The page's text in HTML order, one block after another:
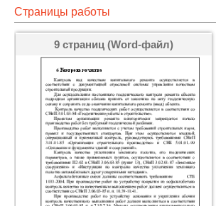
Страницы работы
9 страниц (Word-файл)